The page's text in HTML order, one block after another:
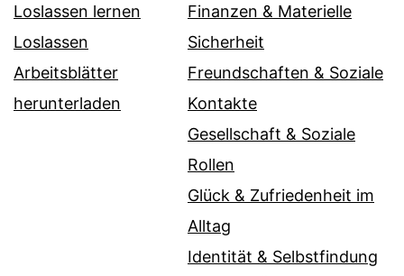
Loslassen lernen
Loslassen
Arbeitsblätter
herunterladen
Finanzen & Materielle
Sicherheit
Freundschaften & Soziale
Kontakte
Gesellschaft & Soziale
Rollen
Glück & Zufriedenheit im
Alltag
Identität & Selbstfindung